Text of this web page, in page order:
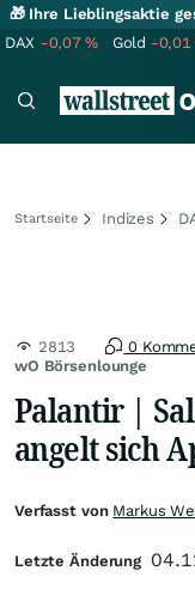
🎁 Ihre Lieblingsaktie
DAX -0,07% Gold -0,01
Startseite Indizes
wO Börsenlounge
2813 0
Palantir |
angelt sich
Verfasst von Markus
Letzte Änderung